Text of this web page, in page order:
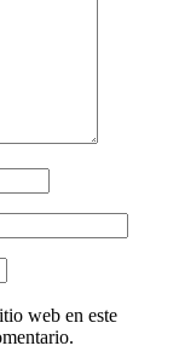
web en este